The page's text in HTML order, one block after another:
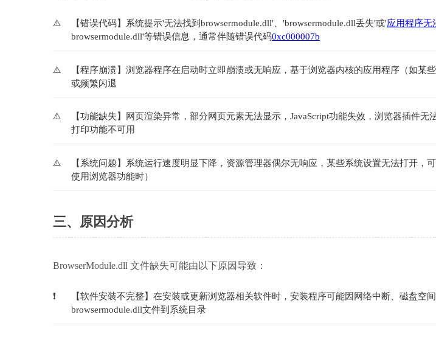
【错误代码】系统提示'无法找到browsermodule.dll'、'browsermodule.dll丢失'或'应用程序无
browsermodule.dll'等错误信息，通常伴随错误代码0xc000007b
【程序崩溃】浏览器程序在启动时立即崩溃或无响应，基于浏览器内核的应用程序（如某
或频繁闪退
【功能缺失】网页渲染异常，部分网页元素无法显示，JavaScript功能失效，浏览器插件
打印功能不可用
【系统问题】系统运行速度明显下降，资源管理器偶尔无响应，某些系统设置无法打开，
使用浏览器功能时）
三、原因分析
BrowserModule.dll 文件缺失可能由以下原因导致：
【软件安装不完整】在安装或更新浏览器相关软件时，安装程序可能因网络中断、磁盘空
browsermodule.dll文件到系统目录